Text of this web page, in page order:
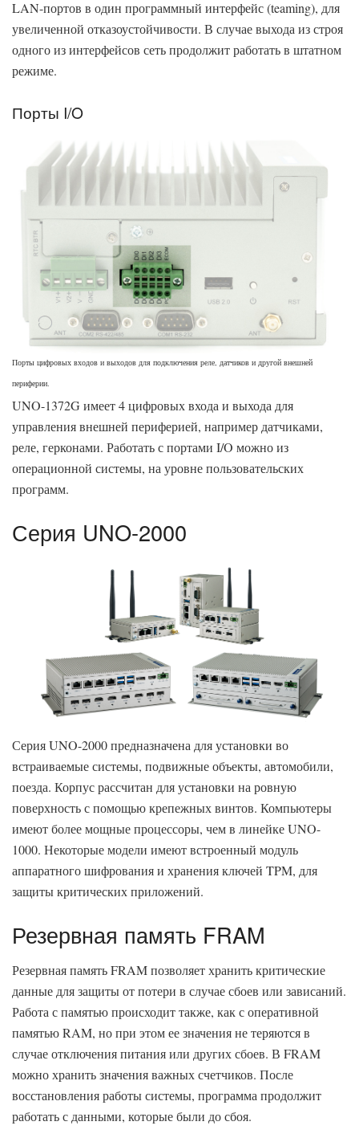
LAN-портов в один программный интерфейс (teaming), для
увеличенной отказоустойчивости. В случае выхода из строя
одного из интерфейсов сеть продолжит работать в штатном
режиме.
Порты I/O
Порты цифровых входов и выходов для подключения реле, датчиков и другой внешней
периферии.
UNO-1372G имеет 4 цифровых входа и выхода для
управления внешней периферией, например датчиками,
реле, герконами. Работать с портами I/O можно из
операционной системы, на уровне пользовательских
программ.
Серия UNO-2000
Серия UNO-2000 предназначена для установки во
встраиваемые системы, подвижные объекты, автомобили,
поезда. Корпус рассчитан для установки на ровную
поверхность с помощью крепежных винтов. Компьютеры
имеют более мощные процессоры, чем в линейке UNO-
1000. Некоторые модели имеют встроенный модуль
аппаратного шифрования и хранения ключей TPM, для
защиты критических приложений.
Резервная память FRAM
Резервная память FRAM позволяет хранить критические
данные для защиты от потери в случае сбоев или зависаний.
Работа с памятью происходит также, как с оперативной
памятью RAM, но при этом ее значения не теряются в
случае отключения питания или других сбоев. В FRAM
можно хранить значения важных счетчиков. После
восстановления работы системы, программа продолжит
работать с данными, которые были до сбоя.